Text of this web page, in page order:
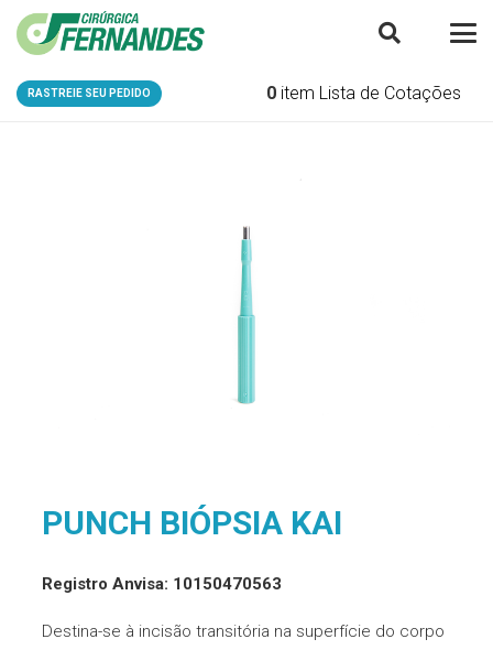
RASTREIE SEU PEDIDO 0 item Lista de Cotações
PUNCH BIÓPSIA KAI
Registro Anvisa: 10150470563
Destina-se à incisão transitória na superfície do corpo